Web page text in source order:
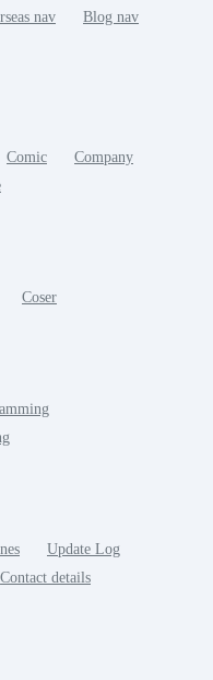
nav
Blog nav
Comic
Company
Coser
Update Log
Contact details